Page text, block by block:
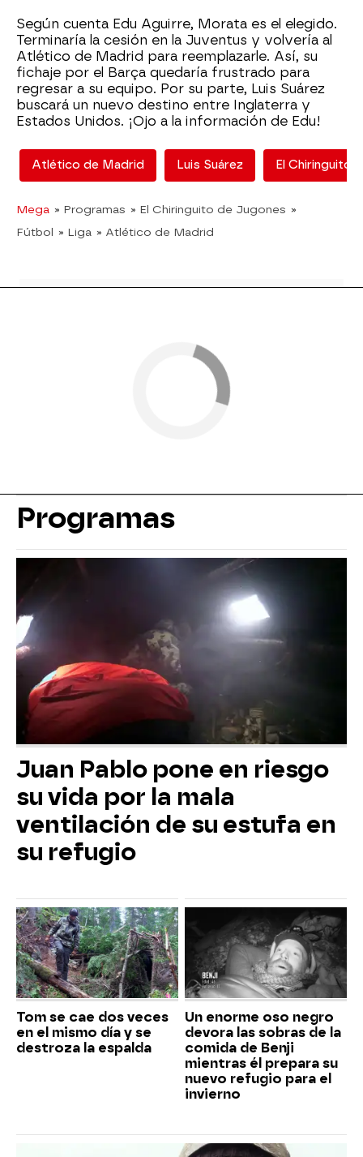
Según cuenta Edu Aguirre, Morata es el elegido.
Terminaría la cesión en la Juventus y volvería al
Atlético de Madrid para reemplazarle. Así, su
fichaje por el Barça quedaría frustrado para
regresar a su equipo. Por su parte, Luis Suárez
buscará un nuevo destino entre Inglaterra y
Estados Unidos. ¡Ojo a la información de Edu!
Atlético de Madrid Luis Suárez El Chiringuito
Mega » Programas » El Chiringuito de Jugones »
Fútbol » Liga » Atlético de Madrid
Programas
Juan Pablo pone en riesgo
su vida por la mala
ventilación de su estufa en
su refugio
Tom se cae dos veces
en el mismo día y se
destroza la espalda
Un enorme oso negro
devora las sobras de la
comida de Benji
mientras él prepara su
nuevo refugio para el
invierno